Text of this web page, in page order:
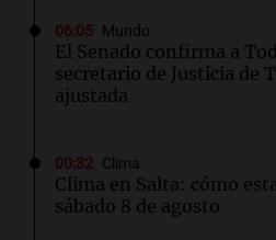
06:05 Mundo
El Senado confirma a
secretario de Justicia de
ajustada
00:32 Clima
Clima en Salta: cómo
sábado 8 de agosto